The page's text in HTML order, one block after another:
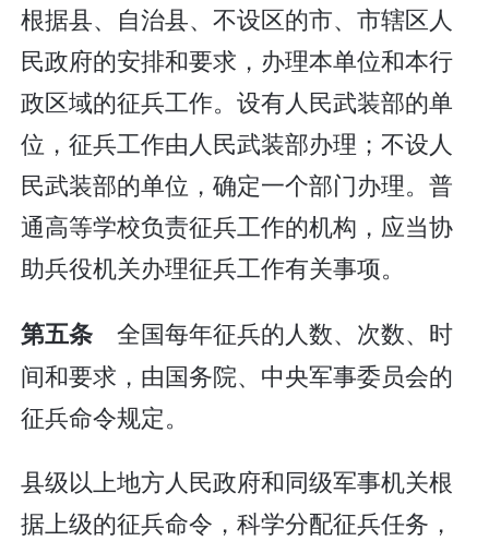
根据县、自治县、不设区的市、市辖区人
民政府的安排和要求，办理本单位和本行
政区域的征兵工作。设有人民武装部的单
位，征兵工作由人民武装部办理；不设人
民武装部的单位，确定一个部门办理。普
通高等学校负责征兵工作的机构，应当协
助兵役机关办理征兵工作有关事项。
第五条 全国每年征兵的人数、次数、时
间和要求，由国务院、中央军事委员会的
征兵命令规定。
县级以上地方人民政府和同级军事机关根
据上级的征兵命令，科学分配征兵任务，